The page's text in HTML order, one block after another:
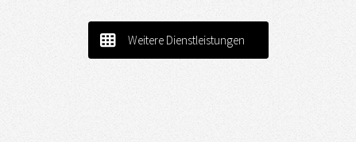
Weitere Dienstleistungen